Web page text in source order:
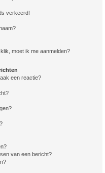
verkeerd!
moet ik me aanmelden?
een reactie?
van een bericht?